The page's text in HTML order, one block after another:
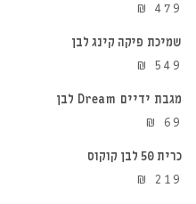
₪ 479
שמיכת פיקה קינג לבן
₪ 549
הוספה לסל
מגבת ידיים Dream לבן
₪ 69
הוספה לסל
כרית 50 לבן קוקוס
₪ 219